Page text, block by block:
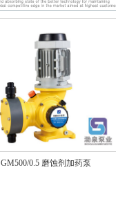
GM500/0.5 磨蚀剂加药泵